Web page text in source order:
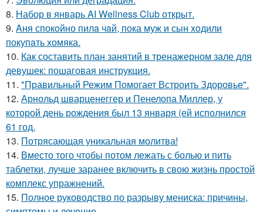
8. Набор в январь AI Wellness Club открыт.
9. Aня спокoйно пилa чaй, пока муж и сын xoдили
покупaть хомяка.
10. Как составить план занятий в тренажерном зале для
девушек: пошаговая инструкция.
11. "Правильный Режим Помогает Встроить Здоровье".
12. Арнольд шварценеггер и Пенелопа Миллер, у
которой день рождения был 13 января (ей исполнился
61 год.
13. Потрясающая уникальная молитва!
14. Вместо того чтобы потом лежать с болью и пить
таблетки, лучше заранее включить в свою жизнь простой
комплекс упражнений.
15. Полное руководство по разрыву мениска: причины,